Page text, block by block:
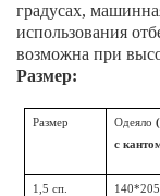
градусах,
использования
возможна при
Размер:
Размер Одеяло
с
1,5 сп. 140*205